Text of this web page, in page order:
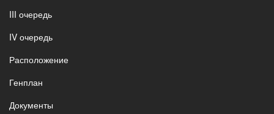
III очередь
IV очередь
Расположение
Генплан
Документы